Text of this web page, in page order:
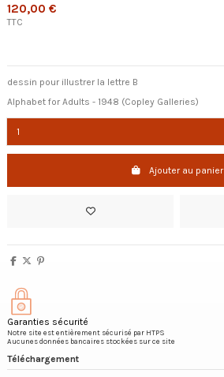
120,00 €
TTC
dessin pour illustrer la lettre B
Alphabet for Adults - 1948 (Copley Galleries)
Ajouter au panier
Garanties sécurité
Notre site est entièrement sécurisé par HTPS
Aucunes données bancaires stockées sur ce site
Téléchargement